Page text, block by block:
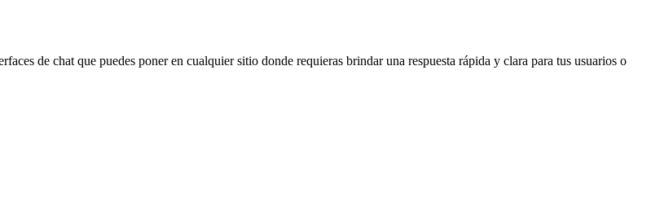
de chat que puedes poner en cualquier sitio donde requieras brindar una respuesta rápida y clara para tus usuarios o